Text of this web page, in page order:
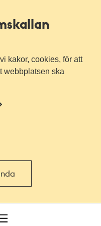
kakor, cookies, för att
webbplatsen ska